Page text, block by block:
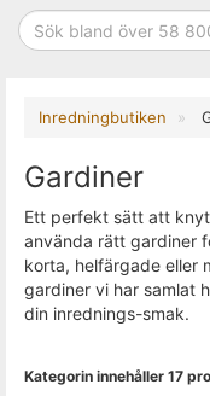
Inredningbutiken
Gardiner
Ett perfekt sätt att
använda rätt gardiner
korta, helfärgade eller
gardiner vi har samlat
din inrednings-smak.
Kategorin innehåller 17